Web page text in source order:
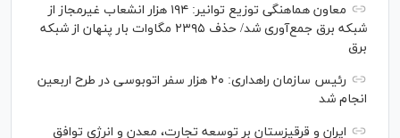
معاون هماهنگی توزیع توانیر: ۱۹۴ هزار انشعاب غیرمجاز از
شبکه برق جمع‌آوری شد/ حذف ۲۳۹۵ مگاوات بار پنهان از شبکه
برق
رئیس سازمان راهداری: ۲۰ هزار سفر اتوبوسی در طرح اربعین
انجام شد
ایران و قرقیزستان بر توسعه تجارت، معدن و انرژی توافق